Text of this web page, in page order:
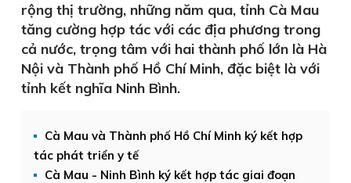
rộng thị trường, những năm qua, tỉnh Cà Mau
tăng cường hợp tác với các địa phương trong
cả nước, trọng tâm với hai thành phố lớn là Hà
Nội và Thành phố Hồ Chí Minh, đặc biệt là với
tỉnh kết nghĩa Ninh Bình.
Cà Mau và Thành phố Hồ Chí Minh ký kết hợp
tác phát triển y tế
Cà Mau - Ninh Bình ký kết hợp tác giai đoạn